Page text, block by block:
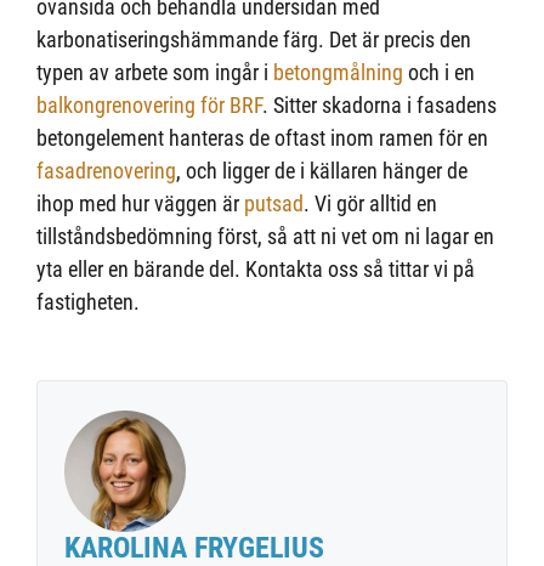
ovansida och behandla undersidan med
karbonatiseringshämmande färg. Det är precis den
typen av arbete som ingår i betongmålning och i en
balkongrenovering för BRF. Sitter skadorna i fasadens
betongelement hanteras de oftast inom ramen för en
fasadrenovering, och ligger de i källaren hänger de
ihop med hur väggen är putsad. Vi gör alltid en
tillståndsbedömning först, så att ni vet om ni lagar en
yta eller en bärande del. Kontakta oss så tittar vi på
fastigheten.
KAROLINA FRYGELIUS